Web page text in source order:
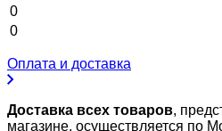
0
0
Оплата и доставка
Доставка всех товаров,
магазине, осуществляется по